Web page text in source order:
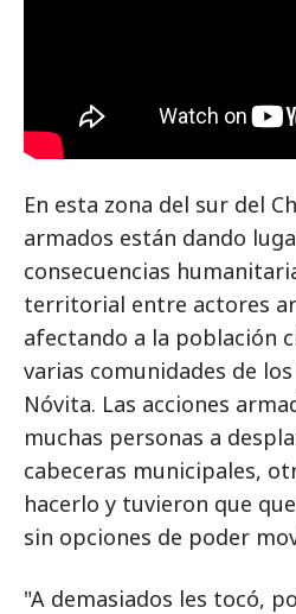
En esta zona del sur del
armados están dando
consecuencias
territorial entre actores
afectando a la población
varias comunidades de
Nóvita. Las acciones
muchas personas a
cabeceras municipales,
hacerlo y tuvieron que
sin opciones de poder
"A demasiados les tocó,